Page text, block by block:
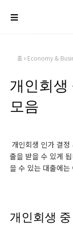
홈 Economy &
개인회생
모음
개인회생 인가 결정
출을 받을 수 있게
을 수 있는 대출에는
개인회생